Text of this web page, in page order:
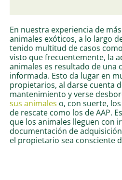
En nuestra experiencia de
animales exóticos, a lo largo
tenido multitud de casos
visto que frecuentemente, la
animales es resultado de una
informada. Esto da lugar en
propietarios, al darse cuenta
mantenimiento y verse
sus animales o, con suerte,
de rescate como los de AAP.
que los animales lleguen con
documentación de
el propietario sea consciente